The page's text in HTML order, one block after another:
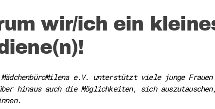
wir/ich ein
MädchenbüroMilena e.V. unterstützt viele junge
hinaus auch die Möglichkeiten, sich